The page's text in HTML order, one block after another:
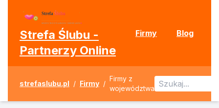
Strefa Ślubu -
Partnerzy Online
Firmy Blog
strefaslubu.pl / Firmy /
Firmy z
województwa